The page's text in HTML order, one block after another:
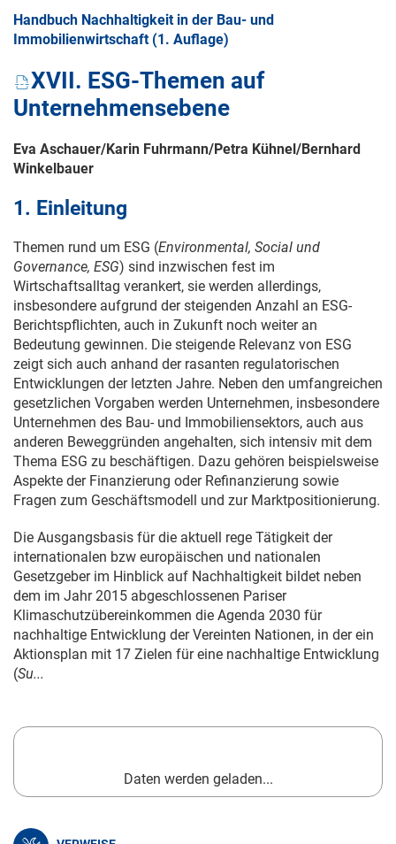
Handbuch Nachhaltigkeit in der Bau- und
Immobilienwirtschaft (1. Auflage)
XVII. ESG-Themen auf
Unternehmensebene
Eva Aschauer/Karin Fuhrmann/Petra Kühnel/Bernhard
Winkelbauer
1. Einleitung
Themen rund um ESG (Environmental, Social und
Governance, ESG) sind inzwischen fest im
Wirtschaftsalltag verankert, sie werden allerdings,
insbesondere aufgrund der steigenden Anzahl an ESG-
Berichtspflichten, auch in Zukunft noch weiter an
Bedeutung gewinnen. Die steigende Relevanz von ESG
zeigt sich auch anhand der rasanten regulatorischen
Entwicklungen der letzten Jahre. Neben den umfangreichen
gesetzlichen Vorgaben werden Unternehmen, insbesondere
Unternehmen des Bau- und Immobiliensektors, auch aus
anderen Beweggründen angehalten, sich intensiv mit dem
Thema ESG zu beschäftigen. Dazu gehören beispielsweise
Aspekte der Finanzierung oder Refinanzierung sowie
Fragen zum Geschäftsmodell und zur Marktpositionierung.
Die Ausgangsbasis für die aktuell rege Tätigkeit der
internationalen bzw europäischen und nationalen
Gesetzgeber im Hinblick auf Nachhaltigkeit bildet neben
dem im Jahr 2015 abgeschlossenen Pariser
Klimaschutzübereinkommen die Agenda 2030 für
nachhaltige Entwicklung der Vereinten Nationen, in der ein
Aktionsplan mit 17 Zielen für eine nachhaltige Entwicklung
(Su...
Daten werden geladen...